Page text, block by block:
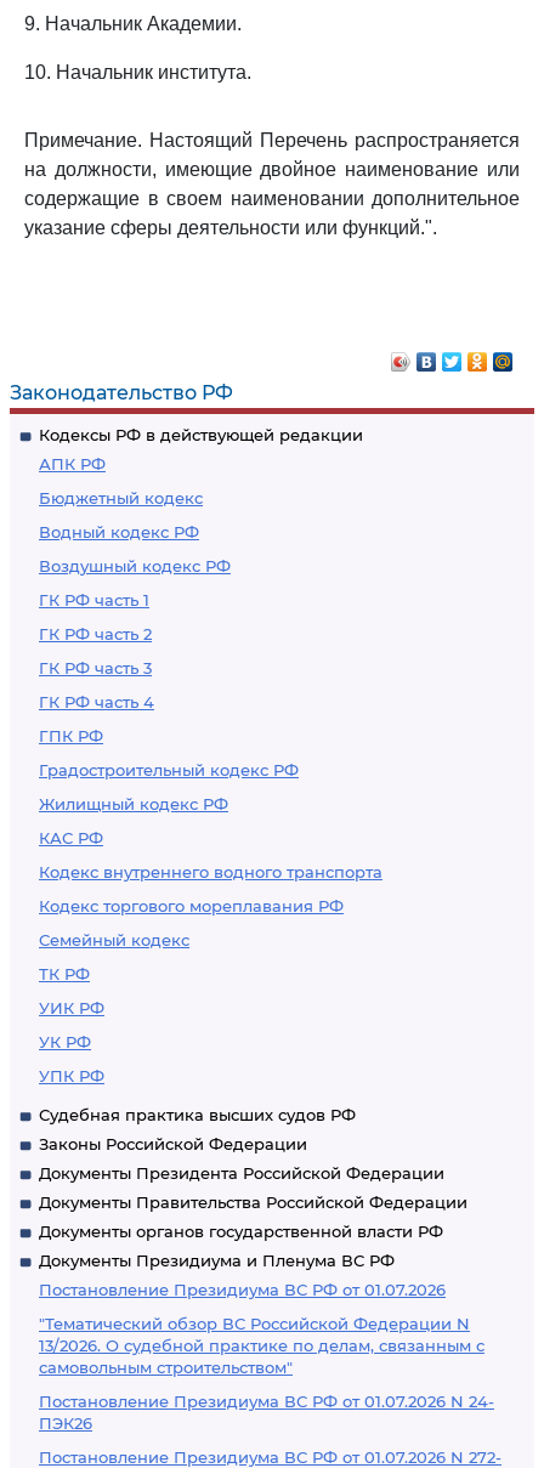
Законодательство РФ
Кодексы РФ в действующей редакции
АПК РФ
Бюджетный кодекс
Водный кодекс РФ
Воздушный кодекс РФ
ГК РФ часть 1
ГК РФ часть 2
ГК РФ часть 3
ГК РФ часть 4
ГПК РФ
Градостроительный кодекс РФ
Жилищный кодекс РФ
КАС РФ
Кодекс внутреннего водного транспорта
Кодекс торгового мореплавания РФ
Семейный кодекс
ТК РФ
УИК РФ
УК РФ
УПК РФ
Судебная практика высших судов РФ
Законы Российской Федерации
Документы Президента Российской Федерации
Документы Правительства Российской Федерации
Документы органов государственной власти РФ
Документы Президиума и Пленума ВС РФ
Постановление Президиума ВС РФ от 01.07.2026
"Тематический обзор ВС Российской Федерации N
13/2026. О судебной практике по делам, связанным с
самовольным строительством"
Постановление Президиума ВС РФ от 01.07.2026 N 24-
ПЭК26
Постановление Президиума ВС РФ от 01.07.2026 N 272-
9. Начальник Академии.
10. Начальник института.
Примечание. Настоящий Перечень распространяется
на должности, имеющие двойное наименование или
содержащие в своем наименовании дополнительное
указание сферы деятельности или функций.".